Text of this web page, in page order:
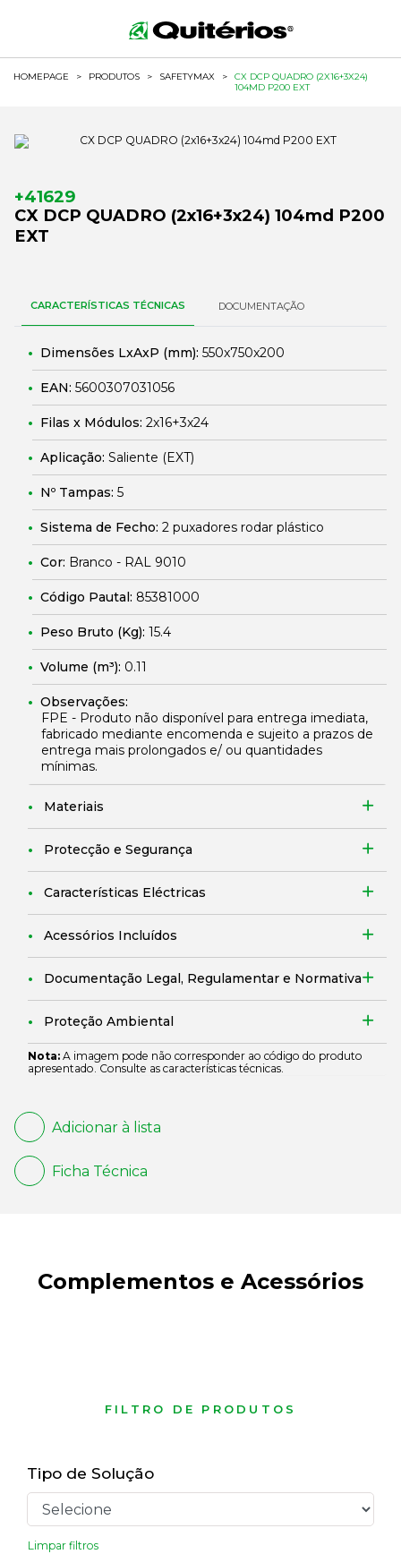
HOMEPAGE > PRODUTOS > SAFETYMAX >
CX DCP QUADRO (2X16+3X24)
104MD P200 EXT
+41629
CX DCP QUADRO (2x16+3x24) 104md P200
EXT
CARACTERÍSTICAS TÉCNICAS DOCUMENTAÇÃO
Dimensões LxAxP (mm): 550x750x200
EAN: 5600307031056
Filas x Módulos: 2x16+3x24
Aplicação: Saliente (EXT)
Nº Tampas: 5
Sistema de Fecho: 2 puxadores rodar plástico
Cor: Branco - RAL 9010
Código Pautal: 85381000
Peso Bruto (Kg): 15.4
Volume (m³): 0.11
Observações:
FPE - Produto não disponível para entrega imediata,
fabricado mediante encomenda e sujeito a prazos de
entrega mais prolongados e/ ou quantidades
mínimas.
Materiais
Protecção e Segurança
Características Eléctricas
Acessórios Incluídos
Documentação Legal, Regulamentar e Normativa
Proteção Ambiental
Nota: A imagem pode não corresponder ao código do produto
apresentado. Consulte as características técnicas.
Adicionar à lista
Ficha Técnica
Complementos e Acessórios
FILTRO DE PRODUTOS
Tipo de Solução
Limpar filtros